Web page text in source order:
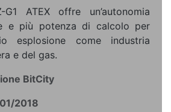
ATEX offre un’autonomia
e più potenza di calcolo per
esplosione come industria
e del gas.
BitCity
2018